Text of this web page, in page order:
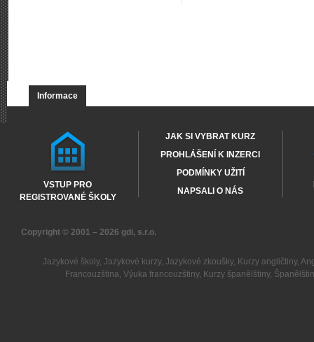
Informace
VSTUP PRO
REGISTROVANÉ ŠKOLY
JAK SI VYBRAT KURZ
PROHLÁŠENÍ K INZERCI
PODMÍNKY UŽITÍ
NAPSALI O NÁS
Copyright © 2001 – 2026 gdi, s.r.o.
Jazykové školy, Jazykové kurzy, Jazykové zkoušky, Kurzy angličtiny,
Francouzština,Výuka francouzštiny, Kurzy španělštiny,